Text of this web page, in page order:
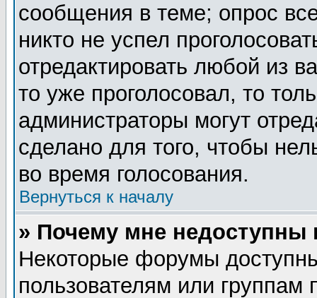
сообщения в теме; опрос
никто не успел
отредактировать любой из
то уже проголосовал, то
администраторы могут
сделано для того, чтобы
во время голосования.
Вернуться к началу
» Почему мне
Некоторые форумы
пользователям или группам